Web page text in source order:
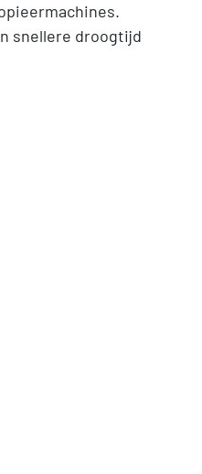
snellere droogtijd